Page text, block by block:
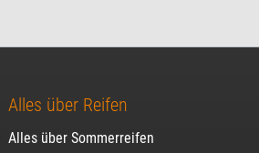
Alles über Reifen
Alles über Sommerreifen